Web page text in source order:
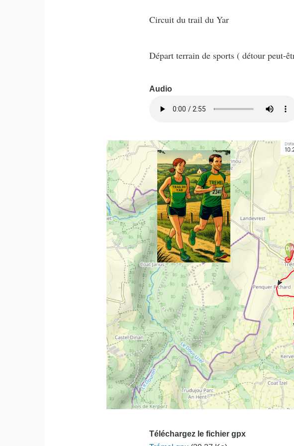
Circuit du trail du Yar
Départ terrain de sports ( détour peut-
Audio
Téléchargez le fichier gpx